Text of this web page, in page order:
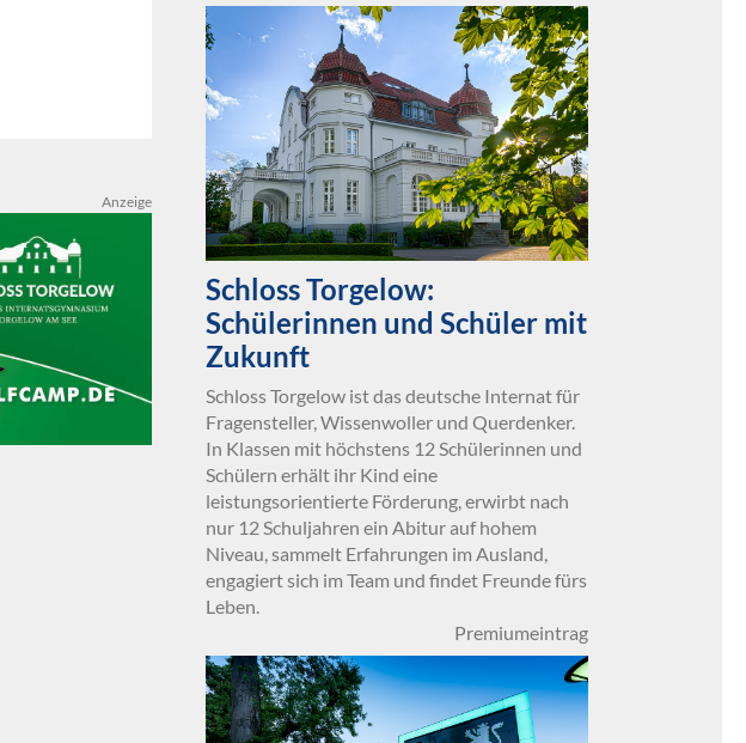
Anzeige
Schloss Torgelow:
Schülerinnen und Schüler mit
Zukunft
Schloss Torgelow ist das deutsche Internat für
Fragensteller, Wissenwoller und Querdenker.
In Klassen mit höchstens 12 Schülerinnen und
Schülern erhält ihr Kind eine
leistungsorientierte Förderung, erwirbt nach
nur 12 Schuljahren ein Abitur auf hohem
Niveau, sammelt Erfahrungen im Ausland,
engagiert sich im Team und findet Freunde fürs
Leben.
Premiumeintrag